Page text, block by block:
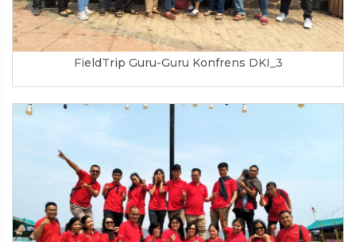
FieldTrip Guru-Guru Konfrens DKI_3